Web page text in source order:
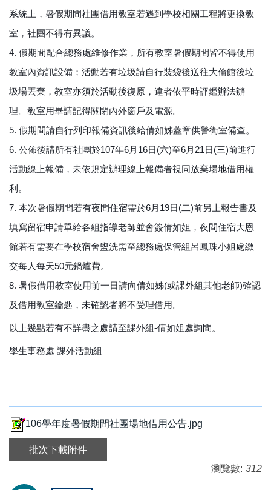
系統上，暑假期間社團借用教室若遇到學校相關工程將更換教
室，社團不得有異議。
4. 假期間配合總務處維修作業，所有教室暑假期間皆不得使用
教室內資訊設備；活動若有垃圾請自行裝袋後送往大倫館後垃
圾場丟棄，教室亦須於活動後復原，違者依平時評鑑辦法辦
理。教室用畢請記得關閉內外窗戶及電源。
5. 假期間請自行列印報備資訊後給倩如姊蓋章供警衛室備查。
6. 公佈後請所有社團於107年6月16日(六)至6月21日(三)前進行
活動線上報備，未依規定辦理線上報備者視同放棄場地借用權
利。
7. 本次暑假期間若有夜間住宿需於6月19日(二)前另上報告書及
填寫留宿申請單給各組指導老師並會簽倩如姐，夜間住宿大恩
館若有需要在學校宿舍盥洗需至總務處保管組呂鳳珠小姐處繳
交每人每天50元鍋爐費。
8. 暑假借用教室使用前一日請向倩如姊(或課外組其他老師)確認
及借用教室鑰匙，未確認者將不受理借用。
以上幾點若有不詳盡之處請至課外組-倩如姐處詢問。
學生事務處 課外活動組
106學年度暑假期間社團場地借用公告.jpg
批次下載附件
瀏覽數: 312